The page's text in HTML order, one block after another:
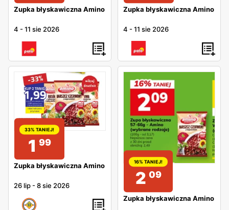
Zupka błyskawiczna Amino
4 -11 sie 2026
Zupka błyskawiczna Amino
4 -11 sie 2026
33% TANIEJ!
1 99
Zupka błyskawiczna Amino
26 lip -8 sie 2026
16% TANIEJ!
2 09
Zupka błyskawiczna Amino